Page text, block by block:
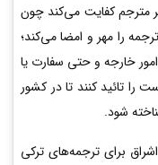
مترجم کفایت می‌کند چون
را مهر و امضا می‌کند؛
خارجه و حتی سفارت یا
تائید کنند تا در کشور
شود.
برای ترجمه‌های ترکی